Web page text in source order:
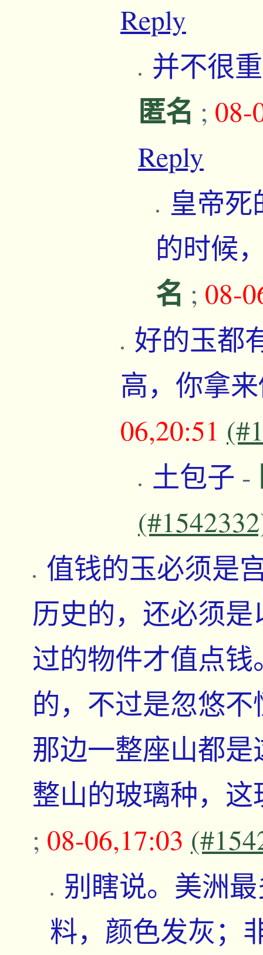
Reply
并不很
匿名 ; 08-
Reply
皇帝
的时候
名 ; 08-
好的玉都
高，你拿
06,20:51
土包子 -
值钱的玉必须是
历史的，还必须
过的物件才值点
的，不过是忽悠
那边一整座山都
整山的玻璃种，
; 08-06,17:03
别瞎说。美洲
料，颜色发灰；